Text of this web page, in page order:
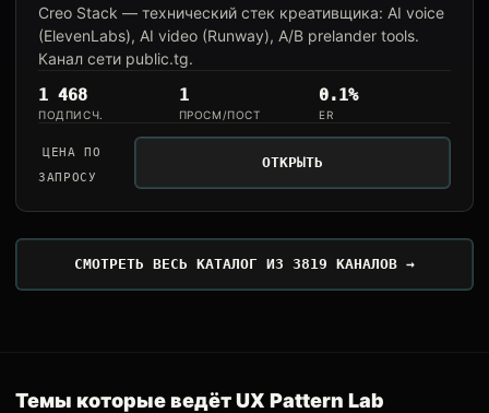
Creo Stack — технический стек креативщика: AI voice
(ElevenLabs), AI video (Runway), A/B prelander tools.
Канал сети public.tg.
1 468
ПОДПИСЧ.
1
ПРОСМ/ПОСТ
0.1%
ER
ЦЕНА ПО
ЗАПРОСУ
ОТКРЫТЬ
СМОТРЕТЬ ВЕСЬ КАТАЛОГ ИЗ 3819 КАНАЛОВ →
Темы которые ведёт UX Pattern Lab